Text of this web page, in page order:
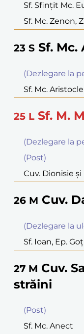
Sf. Sfinţit Mc.
Sf. Mc. Zenon,
23 S Sf. Mc.
(Dezlegare la
Sf. Mc.
25 L Sf. M.
(Dezlegare la
(Post)
Cuv. Dionisie
26 M Cuv.
(Dezlegare la
Sf. Ioan, Ep.
27 M Cuv.
străini
(Post)
Sf. Mc. Anect